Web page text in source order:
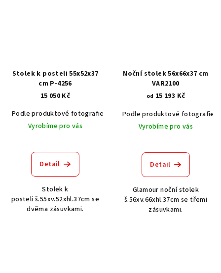
Stolek k posteli 55x52x37
cm P-4256
15 050 Kč
Podle produktové fotografie
Akát vintage BT1551
Dub světlý
Vyrobíme pro vás
Detail
Stolek k
posteli š.55xv.52xhl.37cm se
dvěma zásuvkami.
Noční stolek 56x66x37 cm
VAR2100
od 15 193 Kč
Podle produktové fotografie
Vyrobíme pro vás
Detail
Glamour noční stolek
š.56xv.66xhl.37cm se třemi
zásuvkami.